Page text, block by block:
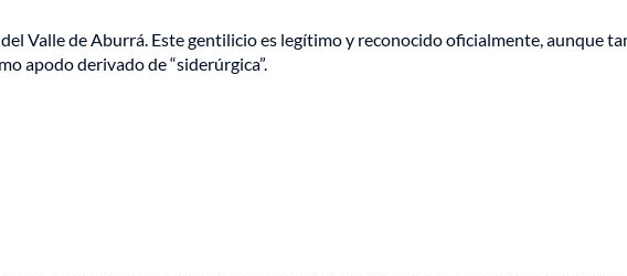
Valle de Aburrá. Este gentilicio es legítimo y reconocido oficialmente, aunque
apodo derivado de “siderúrgica”.